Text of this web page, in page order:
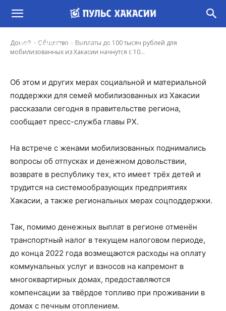
Домой Общество
Выплаты до 100 тысяч рублей для
мобилизованных из Хакасии начнутся с 10...
мобилизованных из Хакасии начнутся с 10
ноября
Ирина Гусева - 2 Ноя, 2022 16:50
Об этом и других мерах социальной и материальной
поддержки для семей мобилизованных из Хакасии
рассказали сегодня в правительстве региона,
сообщает пресс-служба главы РХ.
На встрече с женами мобилизованных поднимались
вопросы об отпусках и денежном довольствии,
возврате в республику тех, кто имеет трёх детей и
трудится на системообразующих предприятиях
Хакасии, а также региональных мерах соцподдержки.
Так, помимо денежных выплат в регионе отменён
транспортный налог в текущем налоговом периоде,
до конца 2022 года возмещаются расходы на оплату
коммунальных услуг и взносов на капремонт в
многоквартирных домах, предоставляются
компенсации за твёрдое топливо при проживании в
домах с печным отоплением.